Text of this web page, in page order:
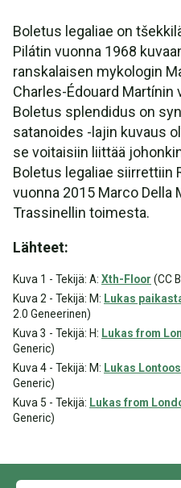
Boletus legaliae on
Pilátin vuonna 1968
ranskalaisen mykologin
Charles-Édouard Martínin
Boletus splendidus on
satanoides -lajin kuvaus
se voitaisiin liittää
Boletus legaliae siirrettiin
vuonna 2015 Marco Della
Trassinellin toimesta.
Lähteet:
Kuva 1 - Tekijä: A: Xth-Floor (CC
Kuva 2 - Tekijä: M: Lukas
2.0 Geneerinen)
Kuva 3 - Tekijä: H: Lukas from
Generic)
Kuva 4 - Tekijä: M: Lukas
Generic)
Kuva 5 - Tekijä: Lukas from
Generic)